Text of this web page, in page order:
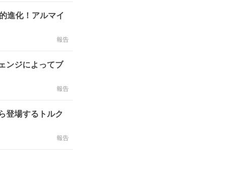
進化！アルマイ
報告
ンジによってブ
報告
登場するトルク
報告